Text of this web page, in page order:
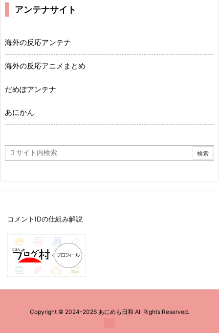
アンテナサイト
海外の反応アンテナ
海外の反応アニメまとめ
だめぽアンテナ
あにかん
コメントIDの仕組み解説
Copyright © 2024-2026 あにめも日和 All Rights Reserved.